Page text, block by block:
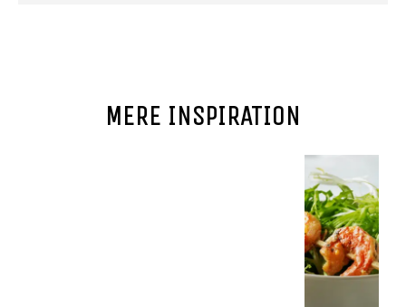
MERE INSPIRATION